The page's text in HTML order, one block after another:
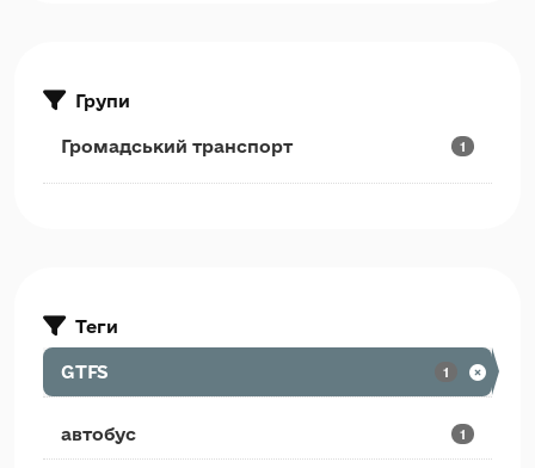
Групи
Громадський транспорт 1
Теги
GTFS 1
автобус 1